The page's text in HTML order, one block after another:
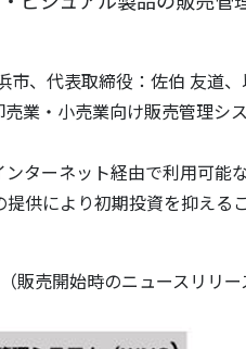
、代表取締役：佐伯 友道
業・小売業向け販売管理
ターネット経由で利用可
供により初期投資を抑える
（販売開始時のニュースリリー